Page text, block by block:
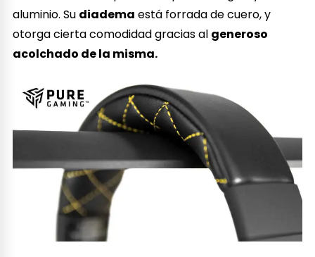
aluminio. Su diadema está forrada de cuero, y
otorga cierta comodidad gracias al generoso
acolchado de la misma.